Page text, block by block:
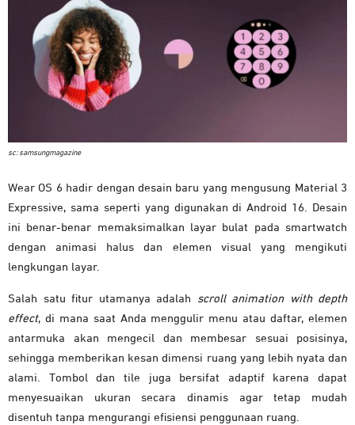
sc: samsungmagazine
Wear OS 6 hadir dengandesain baru yang mengusung Material 3
Expressive, sama seperti yang digunakandiAndroid 16. Desain
ini
benar- benar memaksimalkan layar bulat pada smartwatch
dengan animasi halusdan elemen visual yang mengikuti
lengkungan layar.
Salah satu fitur utamanya adalah scroll animation with depth
effect, di mana saat Anda menggulir menu ataudaftar,elemen
antarmuka akan mengecil dan membesar sesuai posisinya,
sehingga memberikan kesandimensi ruang yang lebih nyata dan
alami. Tomboldan tile juga bersifat adaptif karena dapat
menyesuaikan ukuran secaradinamis agartetap mudah
disentuh tanpa mengurangi efisiensi penggunaan ruang.